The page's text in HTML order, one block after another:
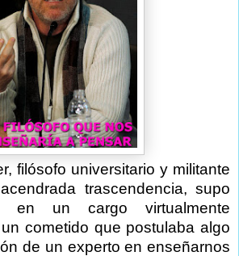
filósofo universitario y militante
trascendencia, supo
en un cargo virtualmente
cometido que postulaba algo
de un experto en enseñarnos